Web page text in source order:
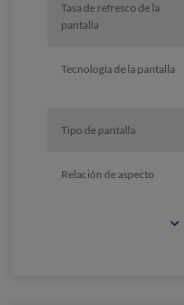
Tasa de refresco de la
pantalla
Tecnología de la pantalla
Tipo de pantalla
Relación de aspecto